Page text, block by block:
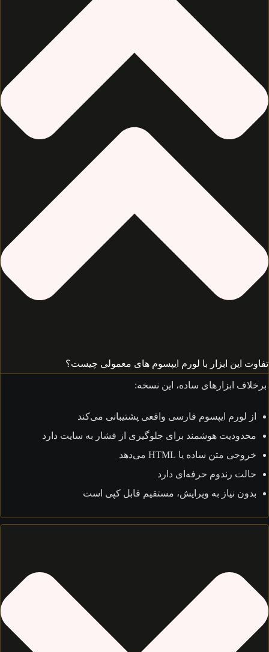
این ابزار با لورم ایپسوم های معمولی چیست؟
ابزارهای ساده، این نسخه:
از لورم ایپسوم فارسی واقعی پشتیبانی می‌کند
محدودیت هوشمند برای جلوگیری از فشار به سایت دارد
خروجی متن ساده یا HTML می‌دهد
حالت رندوم حرفه‌ای دارد
بدون نیاز به ویرایش، مستقیم قابل کپی است